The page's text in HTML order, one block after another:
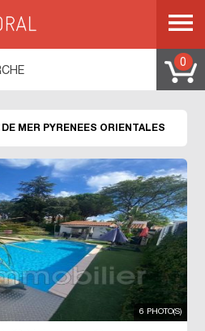
PYRENEES ORIENTALES
0
MER PYRENEES ORIENTALES
6 PHOTO(S)